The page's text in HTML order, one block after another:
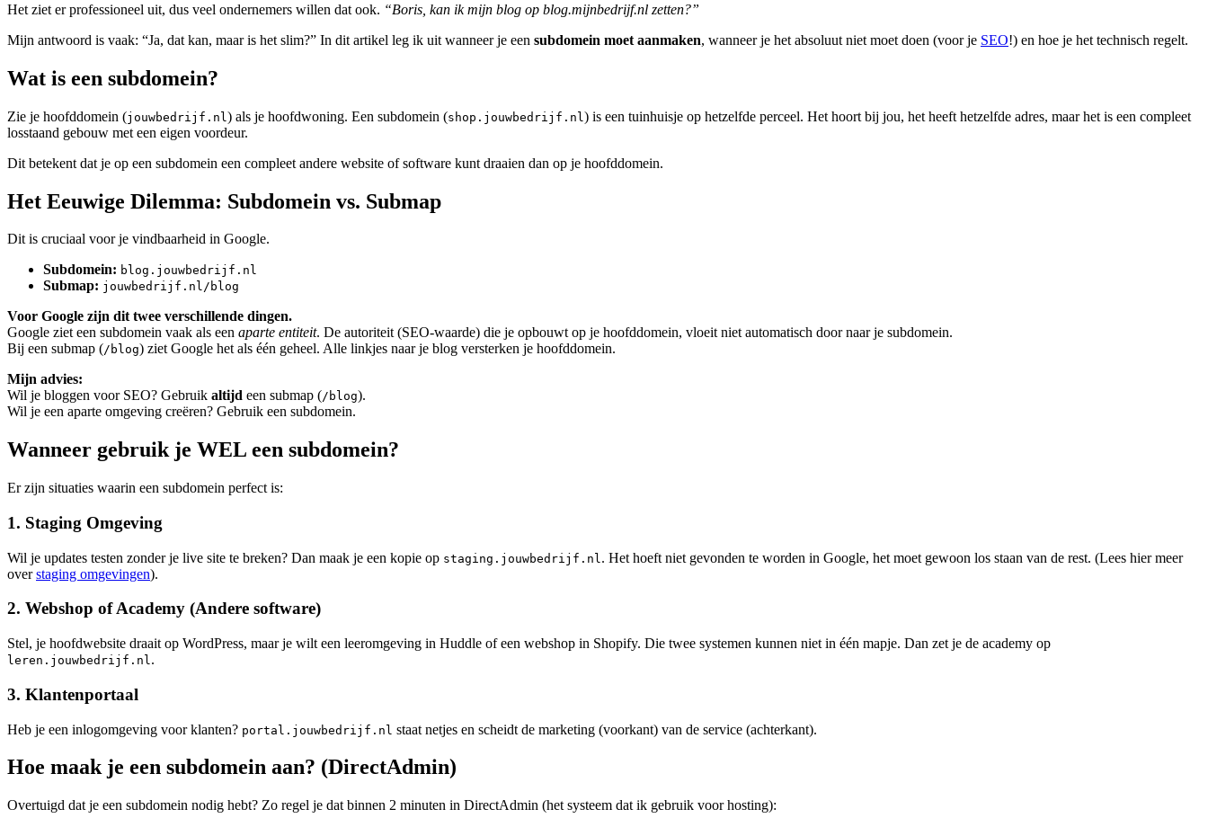
Het ziet er professioneel uit, dus veel ondernemers willen dat ook. “Boris, kan ik mijn blog op blog.mijnbedrijf.nl zetten?”
Mijn antwoord is vaak: “Ja, dat kan, maar is het slim?” In dit artikel leg ik uit wanneer je een subdomein moet aanmaken, wanneer je het absoluut niet moet doen (voor je SEO!) en hoe je het technisch regelt.
Wat is een subdomein?
Zie je hoofddomein (jouwbedrijf.nl ) als je hoofdwoning. Een subdomein (shop.jouwbedrijf.nl ) is een tuinhuisje op hetzelfde perceel. Het hoort bij jou, het heeft hetzelfde adres, maar het is een compleet
losstaand gebouw met een eigen voordeur.
Dit betekent dat je op een subdomein een compleet andere website of software kunt draaien dan op je hoofddomein.
Het Eeuwige Dilemma: Subdomein vs. Submap
Dit is cruciaal voor je vindbaarheid in Google.
Subdomein: blog.jouwbedrijf.nl
Submap: jouwbedrijf.nl/blog
Voor Google zijn dit twee verschillende dingen.
Google ziet een subdomein vaak als een aparte entiteit. De autoriteit (SEO-waarde) die je opbouwt op je hoofddomein, vloeit niet automatisch door naar je subdomein.
Bij een submap (/blog) ziet Google het als één geheel. Alle linkjes naar je blog versterken je hoofddomein.
Mijn advies:
Wil je bloggen voor SEO? Gebruik altijd een submap (/blog).
Wil je een aparte omgeving creëren? Gebruik een subdomein.
Wanneer gebruik je WEL een subdomein?
Er zijn situaties waarin een subdomein perfect is:
1. Staging Omgeving
Wil je updates testen zonder je live site te breken? Dan maak je een kopie op staging.jouwbedrijf.nl . Het hoeft niet gevonden te worden in Google, het moet gewoon los staan van de rest. (Lees hier meer
overstaging omgevingen).
2. Webshop of Academy (Andere software)
Stel, je hoofdwebsite draait op WordPress, maar je wilt een leeromgeving in Huddle of een webshop in Shopify. Die twee systemen kunnen niet in één mapje. Dan zet je de academy op
leren.jouwbedrijf.nl.
3. Klantenportaal
Heb je een inlogomgeving voor klanten? portal.jouwbedrijf.nl staat netjes en scheidt de marketing (voorkant) van de service (achterkant).
Hoe maak je een subdomein aan? (DirectAdmin)
Overtuigd dat je een subdomein nodig hebt? Zo regel je dat binnen 2 minuten in DirectAdmin (het systeem dat ik gebruik voor hosting):